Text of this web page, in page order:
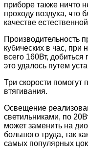
приборе также ничто
проходу воздуха, что
качестве
Производительность
кубических в час, при
всего 160Вт,
это удалось путем
Три скорости помогут
втягивания.
Освещение
светильниками, по
может заменить на
большого труда, так
самых популярных